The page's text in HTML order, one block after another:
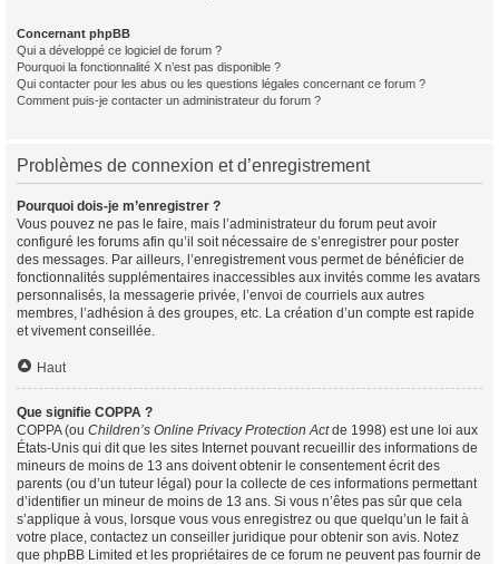
Concernant phpBB
Qui a développé ce logiciel de forum ?
Pourquoi la fonctionnalité X n’est pas disponible ?
Qui contacter pour les abus ou les questions légales concernant ce forum ?
Comment puis-je contacter un administrateur du forum ?
Problèmes de connexion et d’enregistrement
Pourquoi dois-je m’enregistrer ?
Vous pouvez ne pas le faire, mais l’administrateur du forum peut avoir
configuré les forums afin qu’il soit nécessaire de s’enregistrer pour poster
des messages. Par ailleurs, l’enregistrement vous permet de bénéficier de
fonctionnalités supplémentaires inaccessibles aux invités comme les avatars
personnalisés, la messagerie privée, l’envoi de courriels aux autres
membres, l’adhésion à des groupes, etc. La création d’un compte est rapide
et vivement conseillée.
Haut
Que signifie COPPA ?
COPPA (ou Children’s Online Privacy Protection Actde 1998) est une loi aux
États-Unis qui dit que les sites Internet pouvant recueillir des informations de
mineurs de moins de 13 ans doivent obtenir le consentement écrit des
parents (ou d’un tuteur légal) pour la collecte de ces informations permettant
d’identifier un mineur de moins de 13 ans. Si vous n’êtes pas sûr que cela
s’applique à vous, lorsque vous vous enregistrez ou que quelqu’un le fait à
votre place, contactez un conseiller juridique pour obtenir son avis. Notez
que phpBB Limited et les propriétaires de ce forum ne peuvent pas fournir de